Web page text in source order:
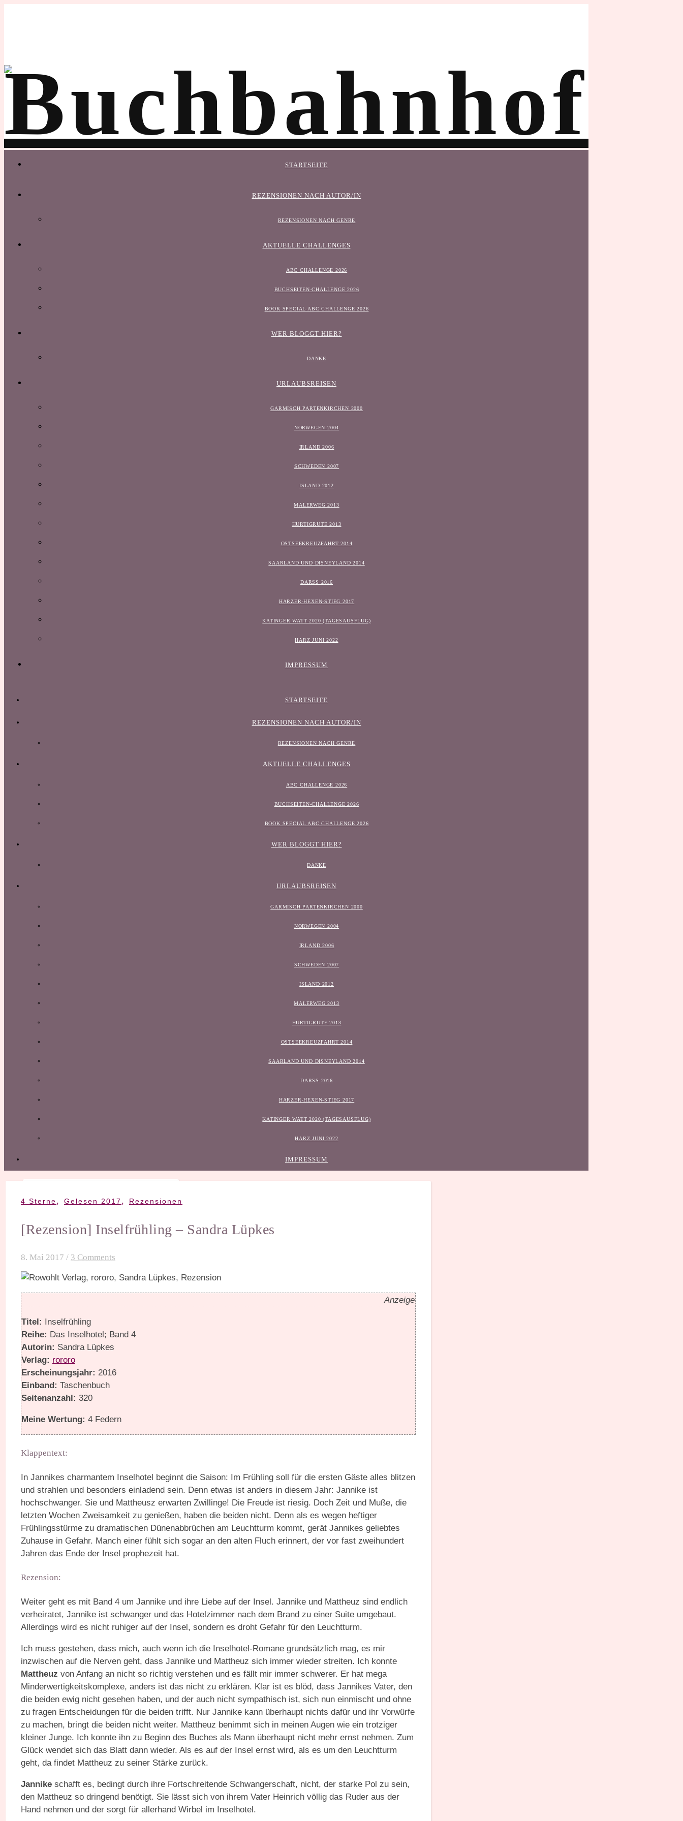
STARTSEITE
REZENSIONEN NACH AUTOR/IN
REZENSIONEN NACH GENRE
AKTUELLE CHALLENGES
ABC CHALLENGE 2026
BUCHSEITEN-CHALLENGE 2026
BOOK SPECIAL ABC CHALLENGE 2026
WER BLOGGT HIER?
DANKE
URLAUBSREISEN
GARMISCH PARTENKIRCHEN 2000
NORWEGEN 2004
IRLAND 2006
SCHWEDEN 2007
ISLAND 2012
MALERWEG 2013
HURTIGRUTE 2013
OSTSEEKREUZFAHRT 2014
SAARLAND UND DISNEYLAND 2014
DARSS 2016
HARZER-HEXEN-STIEG 2017
KATINGER WATT 2020 (TAGESAUSFLUG)
HARZ JUNI 2022
IMPRESSUM
STARTSEITE
REZENSIONEN NACH AUTOR/IN
REZENSIONEN NACH GENRE
AKTUELLE CHALLENGES
ABC CHALLENGE 2026
BUCHSEITEN-CHALLENGE 2026
BOOK SPECIAL ABC CHALLENGE 2026
WER BLOGGT HIER?
DANKE
URLAUBSREISEN
GARMISCH PARTENKIRCHEN 2000
NORWEGEN 2004
IRLAND 2006
SCHWEDEN 2007
ISLAND 2012
MALERWEG 2013
HURTIGRUTE 2013
OSTSEEKREUZFAHRT 2014
SAARLAND UND DISNEYLAND 2014
DARSS 2016
HARZER-HEXEN-STIEG 2017
KATINGER WATT 2020 (TAGESAUSFLUG)
HARZ JUNI 2022
IMPRESSUM
4 Sterne, Gelesen 2017 , Rezensionen
[Rezension] Inselfrühling – Sandra Lüpkes
8. Mai 2017 / 3 Comments
Anzeige
Titel:
Inselfrühling
Reihe: Das Inselhotel; Band 4
Autorin: Sandra Lüpkes
Verlag: rororo
Erscheinungsjahr: 2016
Einband: Taschenbuch
Seitenanzahl: 320
Meine Wertung: 4 Federn
Klappentext:
In Jannikes charmantem Inselhotel beginnt die Saison: Im Frühling soll für die ersten Gäste alles blitzen
und strahlen und besonders einladend sein. Denn etwas ist anders in diesem Jahr: Jannike ist
hochschwanger. Sie und Mattheusz erwarten Zwillinge! Die Freude ist riesig. Doch Zeit und Muße, die
letzten Wochen Zweisamkeit zu genießen, haben die beiden nicht. Denn als es wegen heftiger
Frühlingsstürme zu dramatischen Dünenabbrüchen am Leuchtturm kommt, gerät Jannikes geliebtes
Zuhause in Gefahr. Manch einer fühlt sich sogar an den alten Fluch erinnert, der vor fast zweihundert
Jahren das Ende der Insel prophezeit hat.
Rezension:
Weiter geht es mit Band 4 um Jannike und ihre Liebe auf der Insel. Jannike und Mattheuz sind endlich
verheiratet, Jannike ist schwanger und das Hotelzimmer nach dem Brand zu einer Suite umgebaut.
Allerdings wird es nicht ruhiger auf der Insel, sondern es droht Gefahr für den Leuchtturm.
Ich muss gestehen, dass mich, auch wenn ich die Inselhotel-Romane grundsätzlich mag, es mir
inzwischen auf die Nerven geht, dass Jannike und Mattheuz sich immer wieder streiten. Ich konnte
Mattheuz von Anfang an nicht so richtig verstehen und es fällt mir immer schwerer. Er hat mega
Minderwertigkeitskomplexe, anders ist das nicht zu erklären. Klar ist es blöd, dass Jannikes Vater, den
die beiden ewig nicht gesehen haben, und der auch nicht sympathisch ist, sich nun einmischt und ohne
zu fragen Entscheidungen für die beiden trifft. Nur Jannike kann überhaupt nichts dafür und ihr Vorwürfe
zu machen, bringt die beiden nicht weiter. Mattheuz benimmt sich in meinen Augen wie ein trotziger
kleiner Junge. Ich konnte ihn zu Beginn des Buches als Mann überhaupt nicht mehr ernst nehmen. Zum
Glück wendet sich das Blatt dann wieder. Als es auf der Insel ernst wird, als es um den Leuchtturm
geht, da findet Mattheuz zu seiner Stärke zurück.
Jannike schafft es, bedingt durch ihre Fortschreitende Schwangerschaft, nicht, der starke Pol zu sein,
den Mattheuz so dringend benötigt. Sie lässt sich von ihrem Vater Heinrich völlig das Ruder aus der
Hand nehmen und der sorgt für allerhand Wirbel im Inselhotel.